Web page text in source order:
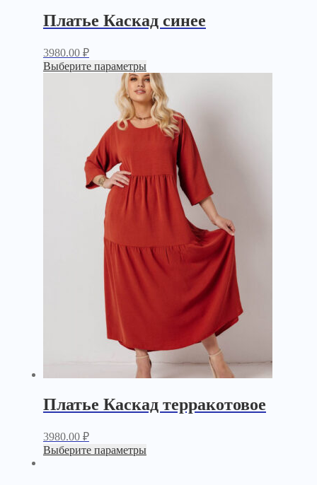
Платье Каскад синее
3980.00 ₽
Выберите параметры
Платье Каскад терракотовое
3980.00 ₽
Выберите параметры